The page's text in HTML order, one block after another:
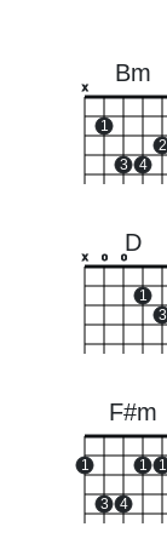
Bm
x
1
3 4
2
D
x o o
1
3
F#m
1
3 4
1 1